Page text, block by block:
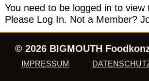
You need to be logged in to view
Please Log In. Not a Member?
© 2026 BIGMOUTH
IMPRESSUM